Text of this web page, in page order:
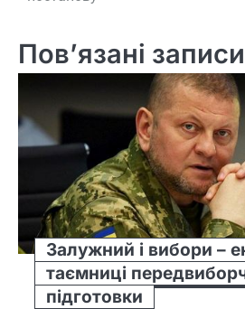
Пов’язані записи
Залужний і вибори –
таємниці
підготовки